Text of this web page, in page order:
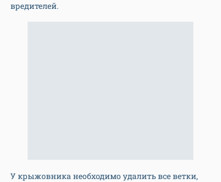
вредителей.
У крыжовника необходимо удалить все ветки,